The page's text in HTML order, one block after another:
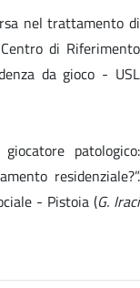
nel trattamento di
Centro di Riferimento
da gioco - USL
patologico:
residenziale?”.
- Pistoia (G. Iraci